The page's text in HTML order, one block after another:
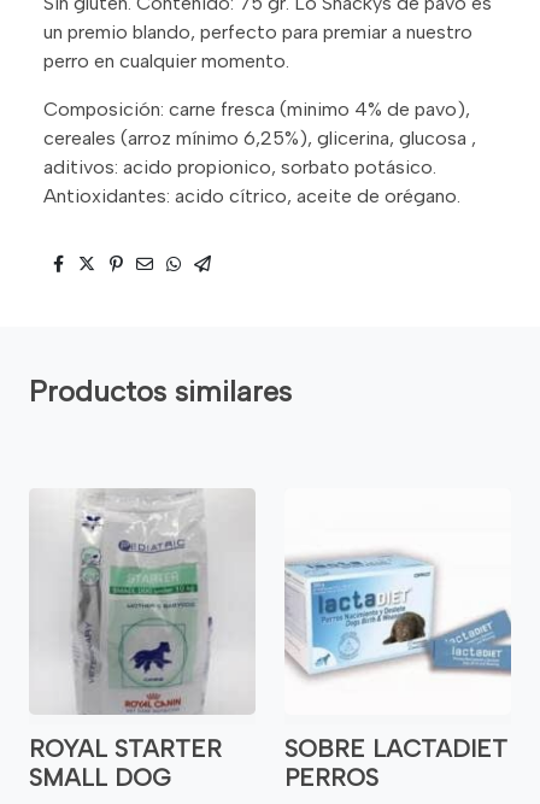
un premio blando, perfecto para premiar a nuestro
perro en cualquier momento.
Composición: carne fresca (minimo 4% de pavo),
cereales (arroz mínimo 6,25%), glicerina, glucosa ,
aditivos: acido propionico, sorbato potásico.
Antioxidantes: acido cítrico, aceite de orégano.
Productos similares
ROYAL STARTER
SMALL DOG
SOBRE LACTADIET
PERROS